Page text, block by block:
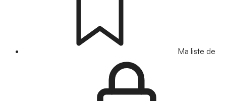
Ma liste de